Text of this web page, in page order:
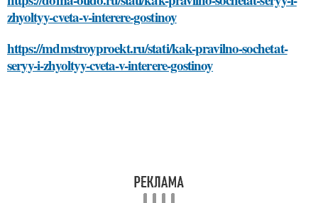
zhyoltyy-cveta-v-interere-gostinoy
https://mdmstroyproekt.ru/stati/kak-pravilno-sochetat-
seryy-i-zhyoltyy-cveta-v-interere-gostinoy